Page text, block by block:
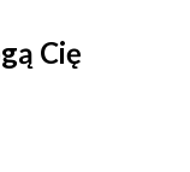
Cię